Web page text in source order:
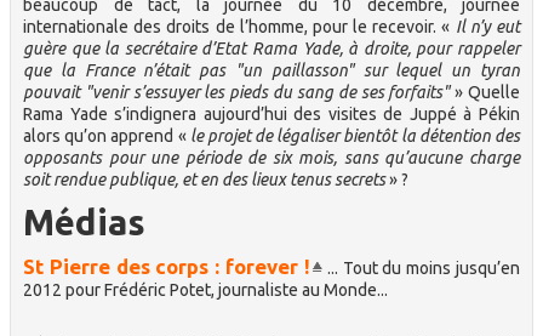
beaucoup de tact, la journée du 10 décembre, journée
internationale des droits de l’homme, pour le recevoir. « Il n’y eut
guère que la secrétaire d’Etat Rama Yade, à droite, pour rappeler
que la France n’était pas "un paillasson" sur lequel un tyran
pouvait "venir s’essuyer les pieds du sang de ses forfaits"» Quelle
Rama Yade s’indignera aujourd’hui des visites de Juppé à Pékin
alors qu’on apprend « le projet de légaliser bientôt la détention des
opposants pour une période de six mois, sans qu’aucune charge
soit rendue publique, et en des lieux tenus secrets» ?
Médias
St Pierre des corps : forever !
... Tout du moins jusqu’en
2012 pour Frédéric Potet, journaliste au Monde...